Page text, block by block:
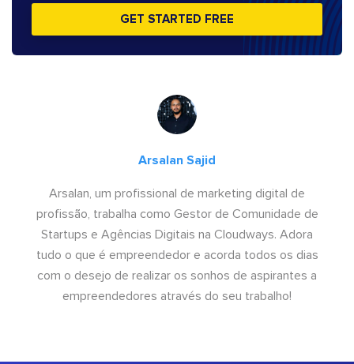
GET STARTED FREE
Arsalan Sajid
Arsalan, um profissional de marketing digital de
profissão, trabalha como Gestor de Comunidade de
Startups e Agências Digitais na Cloudways. Adora
tudo o que é empreendedor e acorda todos os dias
com o desejo de realizar os sonhos de aspirantes a
empreendedores através do seu trabalho!